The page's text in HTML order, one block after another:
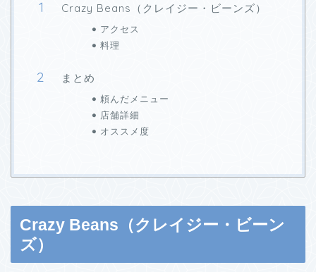
Crazy Beans（クレイジー・ビーンズ）
アクセス
料理
まとめ
頼んだメニュー
店舗詳細
オススメ度
Crazy Beans（クレイジー・ビーン
ズ）